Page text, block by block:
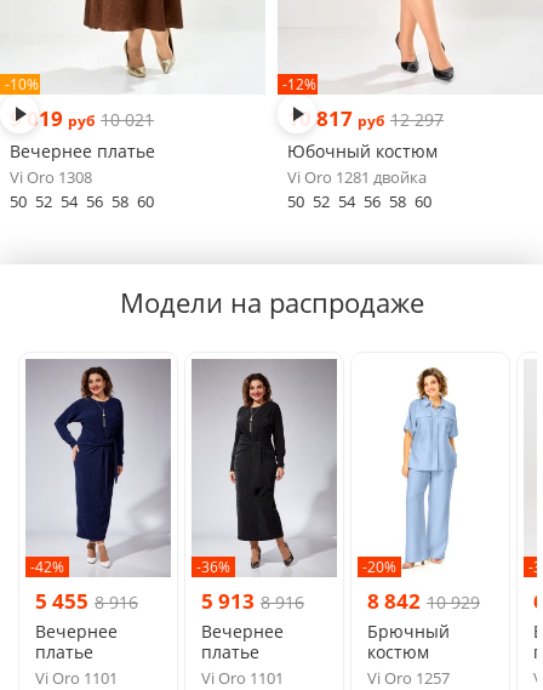
-10%
9 019 руб 10 021
Вечернее платье
Vi Oro 1308
50 52 54 56 58 60
-12%
10 817 руб 12 297
Юбочный костюм
Vi Oro 1281 двойка
50 52 54 56 58 60
Модели на распродаже
-42%
5 455 8 916
Вечернее
платье
Vi Oro 1101
-36%
5 913 8 916
Вечернее
платье
Vi Oro 1101
-20%
8 842 10 929
Брючный
костюм
Vi Oro 1257
-